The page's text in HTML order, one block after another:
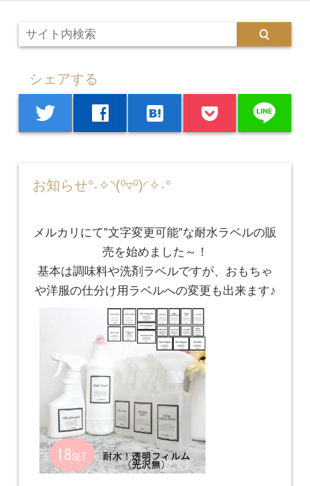
シェアする
twitter facebook hatenabookmark line
お知らせ°˖✧◝(⁰▿⁰)◜✧˖°
メルカリにて”文字変更可能”な耐水ラベルの販
売を始めました～！
基本は調味料や洗剤ラベルですが、おもちゃ
や洋服の仕分け用ラベルへの変更も出来ます♪